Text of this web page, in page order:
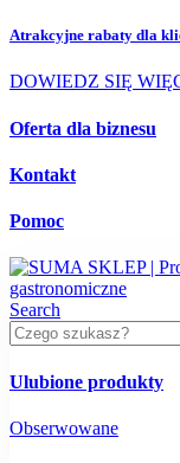
Atrakcyjne rabaty dla
DOWIEDZ SIĘ
Oferta dla biznesu
Kontakt
Pomoc
Search
Ulubione produkty
Obserwowane